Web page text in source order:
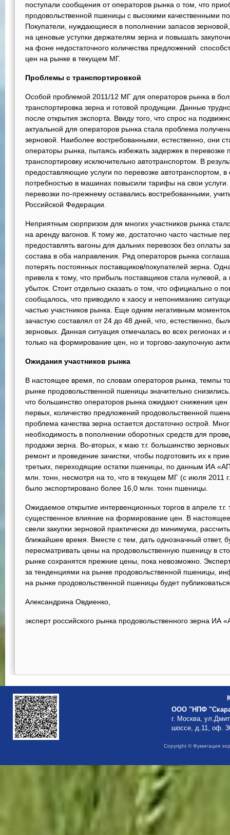
поступали сообщения от операторов рынка о том, что
продовольственной пшеницы с высокими качественными
Покупатели, нуждающиеся в пополнении запасов
на ценовые уступки держателям зерна и повышать
на фоне недостаточного количества предложений
цен на рынке в текущем МГ.
Проблемы с транспортировкой
Особой проблемой 2011/12 МГ для операторов рынка в
транспортировка зерна и готовой продукции. Данные
после открытия экспорта. Ввиду того, что спрос на
актуальной для операторов рынка стала проблема
зерновой. Наиболее востребованными, естественно, они
операторы рынка, пытаясь избежать задержек в
транспортировку исключительно автотранспортом. В
предоставляющие услуги по перевозке автотранспортом,
потребностью в машинах повысили тарифы на свои
перевозки по-прежнему оставались востребованными,
Российской Федерации.
Неприятным сюрпризом для многих участников рынка
на аренду вагонов. К тому же, достаточно часто частные
предоставлять вагоны для дальних перевозок без оплаты
состава в оба направления. Ряд операторов рынка
потерять постоянных поставщиков/покупателей зерна.
привела к тому, что прибыль поставщиков стала нулевой,
убыток. Стоит отдельно сказать о том, что официально о
сообщалось, что приводило к хаосу и непониманию
частью участников рынка. Еще одним негативным
зачастую составлял от 24 до 48 дней, что, естественно,
зерновых. Данная ситуация отмечалась во всех регионах
только на формирование цен, но и торгово-закупочную
Ожидания участников рынка
В настоящее время, по словам операторов рынка, темпы
рынке продовольственной пшеницы значительно
что большинство операторов рынка ожидают снижения
первых, количество предложений продовольственной
проблема качества зерна остается достаточно острой.
необходимость в пополнении оборотных средств для
продажи зерна. Во-вторых, к маю т.г. большинство
ремонт и проведение зачистки, чтобы подготовить их к
третьих, переходящие остатки пшеницы, по данным ИА
млн. тонн, несмотря на то, что в текущем МГ (с июля 2011
было экспортировано более 16,0 млн. тонн пшеницы.
Ожидаемое открытие интервенционных торгов в апреле
существенное влияние на формирование цен. В
свели закупки зерновой практически до минимума,
ближайшее время. Вместе с тем, дать однозначный ответ,
пересматривать цены на продовольственную пшеницу в
рынке сохранятся прежние цены, пока невозможно.
за тенденциями на рынке продовольственной пшеницы,
на рынке продовольственной пшеницы будет
Александрина Овдиенко,
эксперт российского рынка продовольственного зерна
ООО "НПФ
г. Москва,
шоссе, д.11, оф.
Copyright © Фумигация